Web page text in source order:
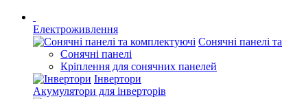
Електроживлення
Сонячні панелі
Сонячні панелі
Кріплення для сонячних панелей
Інвертори
Акумулятори для інверторів